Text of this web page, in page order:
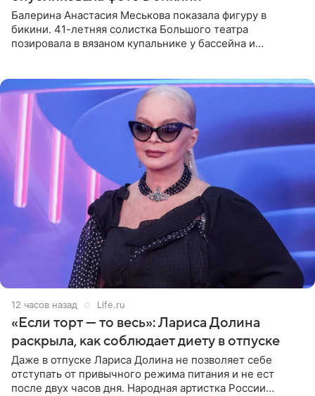
Балерина Анастасия Меськова показала фигуру в
бикини. 41-летняя солистка Большого театра
позировала в вязаном купальнике у бассейна и
12 часов назад Life.ru
«Если торт — то весь»: Лариса Долина
раскрыла, как соблюдает диету в отпуске
Даже в отпуске Лариса Долина не позволяет себе
отступать от привычного режима питания и не ест
после двух часов дня. Народная артистка России